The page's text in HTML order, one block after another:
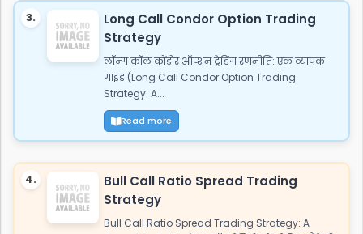
3.
Long Call Condor Option Trading
Strategy
लॉन्ग कॉल कोंडोर ऑप्शन ट्रेडिंग रणनीति: एक व्यापक
गाइड (Long Call Condor Option Trading
Strategy: A...
Read more
4.
Bull Call Ratio Spread Trading
Strategy
Bull Call Ratio Spread Trading Strategy: A